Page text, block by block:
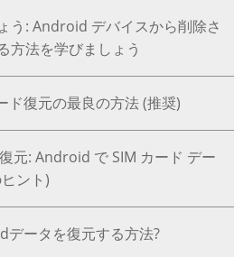
う: Android デバイスから削除さ
方法を学びましょう
復元の最良の方法 (推奨)
元: Android で SIM カード デー
ント)
ータを復元する方法?